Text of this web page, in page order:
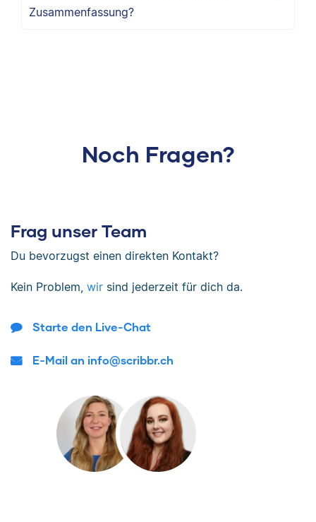
Zusammenfassung?
Noch Fragen?
Frag unser Team
Du bevorzugst einen direkten Kontakt?
Kein Problem, wir sind jederzeit für dich da.
Starte den Live-Chat
E-Mail an info@scribbr.ch